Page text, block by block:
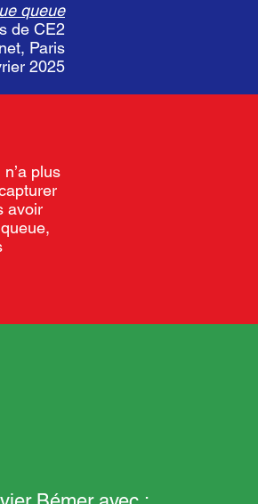
queue
de CE2
Paris
2025
plus
avoir